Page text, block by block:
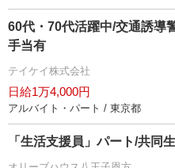
60代・70代活躍中/交通誘導
手当有
テイケイ株式会社
日給1万4,000円
アルバイト・パート / 東京都
「生活支援員」パート/共同